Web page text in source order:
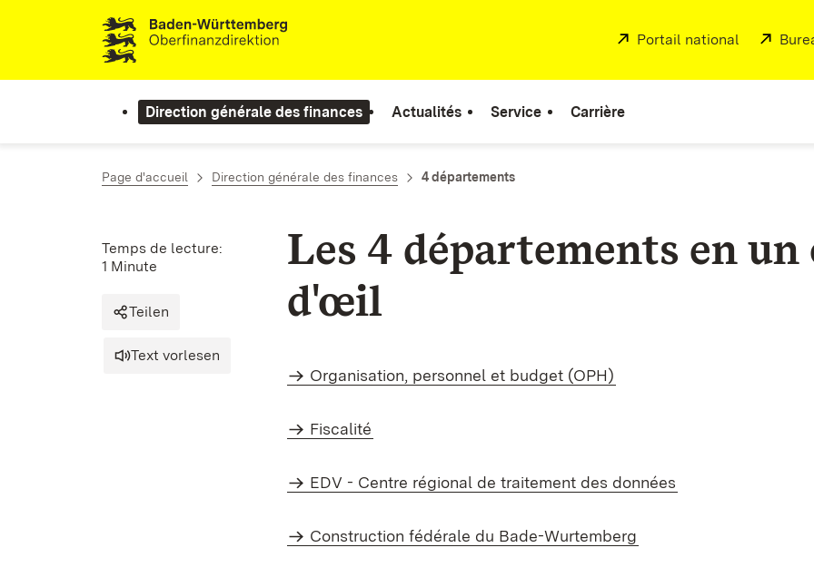
Passer au contenu
Externe:
Portail national (S’ouvre
Direction générale des finances Actualités Service Carrière
Page d'accueil Direction générale des finances 4 départements
Les 4 départements en un
d'œil
Temps de lecture:
1 Minute
Teilen
Text vorlesen
Organisation, personnel et budget (OPH)
Fiscalité
EDV - Centre régional de traitement des données
Construction fédérale du Bade-Wurtemberg